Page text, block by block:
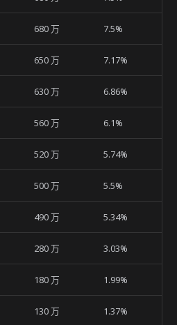
680 万 7.5%
650 万 7.17%
630 万 6.86%
560 万 6.1%
520 万 5.74%
500 万 5.5%
490 万 5.34%
280 万 3.03%
180 万 1.99%
130 万 1.37%